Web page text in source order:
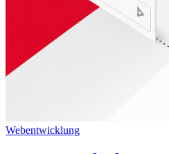
Webentwicklung